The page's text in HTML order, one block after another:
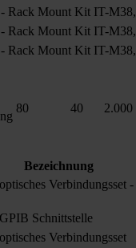
Rack Mount Kit IT-
Rack Mount Kit IT-
Rack Mount Kit IT-
80 40 2.000
Bezeichnung
Verbindungsset -
Schnittstelle
Verbindungsset